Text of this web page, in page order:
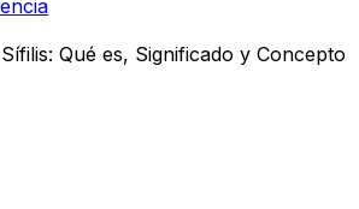
Qué es, Significado y Concepto